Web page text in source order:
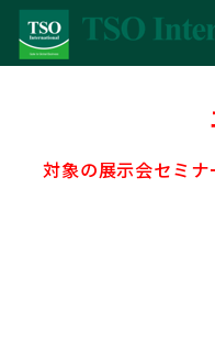
対象の展示会セミナ